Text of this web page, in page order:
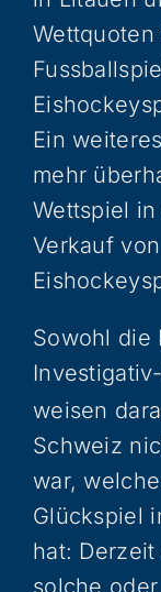
Ein
mehr
Wettspiel
Verkauf
Sowohl die
weisen
Schweiz
war,
Glückspiel
hat:
solche